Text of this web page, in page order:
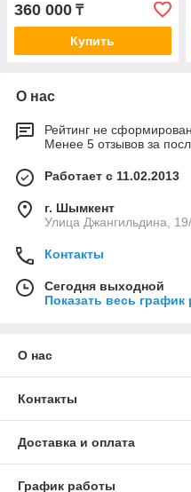
360 000 ₸
Купить
О нас
Рейтинг не сформирован
Менее 5 отзывов за
Работает с 11.02.2013
г. Шымкент
Улица Джангильдина,
Контакты
Сегодня выходной
Показать весь график
О нас
Контакты
Доставка и оплата
График работы